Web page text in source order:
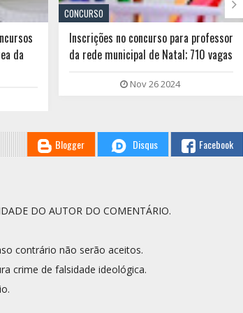
vagas
CONCURSO
Governo anuncia convocação de 1.607
professores para a rede estadual;

Blogger Disqus Facebook
DO AUTOR DO COMENTÁRIO.
contrário não serão aceitos.
crime de falsidade ideológica.